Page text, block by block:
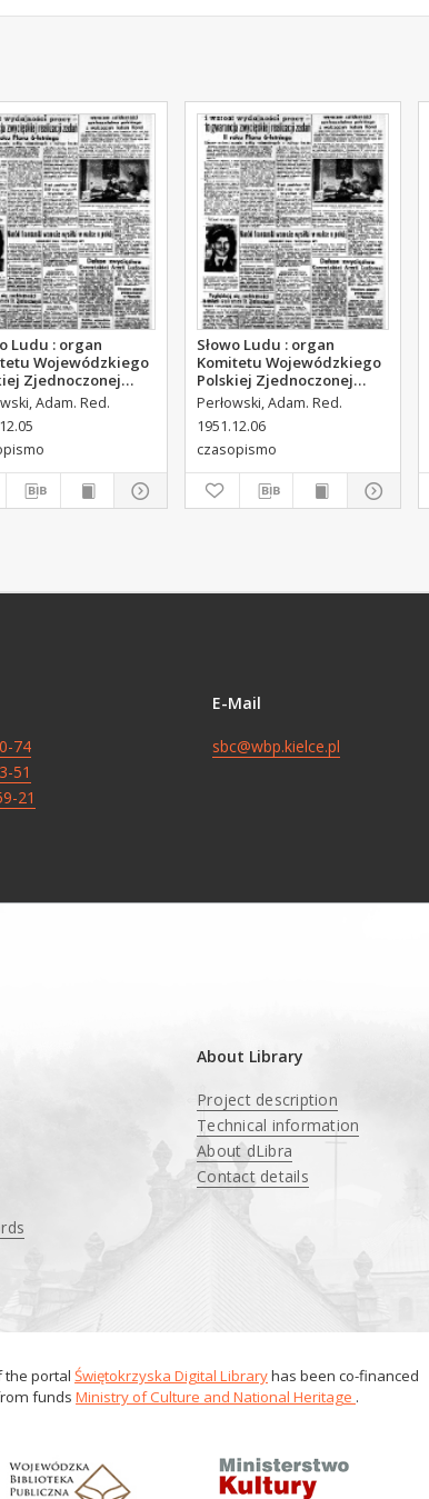
Ludu : organ
Wojewódzkiego
Zjednoczonej
1951,
314
Adam. Red.
Słowo Ludu : organ
Komitetu Wojewódzkiego
Polskiej Zjednoczonej
Partii Robotniczej, 1951,
R.3, nr 315
Perłowski, Adam. Red.
1951.12.06
czasopismo
74
51
21
E-Mail
sbc@wbp.kielce.pl
About Library
Project description
Technical information
About dLibra
Contact details
the portal Świętokrzyska Digital Libraryhas been co-financed
funds Ministry of Culture and National Heritage .